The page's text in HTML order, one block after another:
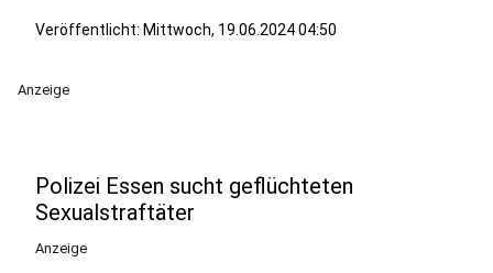
Veröffentlicht: Mittwoch, 19.06.2024 04:50
Anzeige
Polizei Essen sucht geflüchteten
Sexualstraftäter
Anzeige